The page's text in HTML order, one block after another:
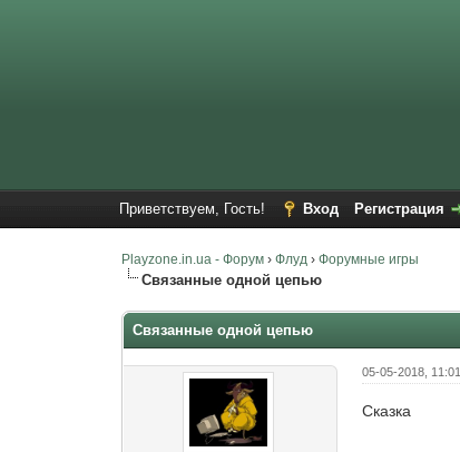
Приветствуем, Гость! Вход Регистрация
Playzone.in.ua - Форум ›Флуд ›Форумные игры
Связанные одной цепью
Связанные одной цепью
05-05-2018, 11:01
Сказка